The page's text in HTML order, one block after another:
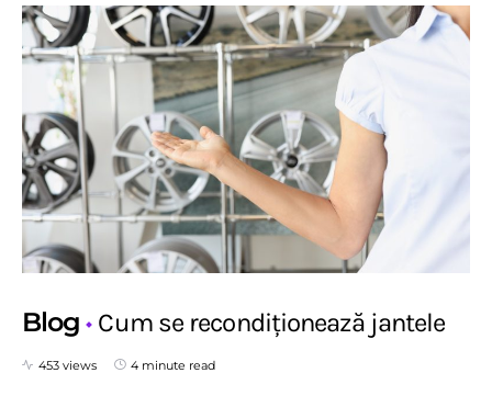
Blog Cum se recondiționează jantele
453 views 4 minute read